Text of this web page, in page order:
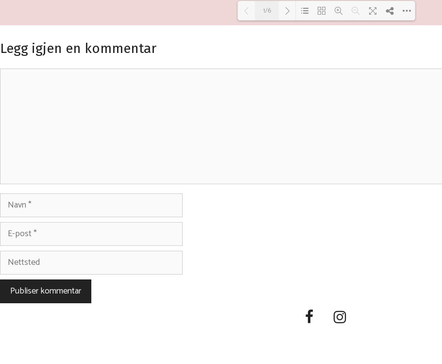
1/6
Legg igjen en kommentar
Navn
post
Nettsted